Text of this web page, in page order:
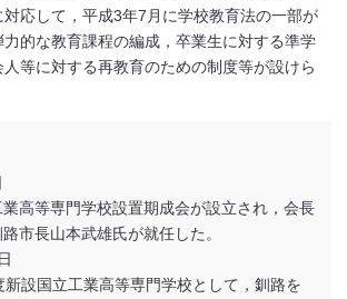
応して，平成3年7月に学校教育法の一部が
的な教育課程の編成，卒業生に対する準学
等に対する再教育のための制度等が設けら
高等専門学校設置期成会が設立され，会長
市長山本武雄氏が就任した。
新設国立工業高等専門学校として，釧路を